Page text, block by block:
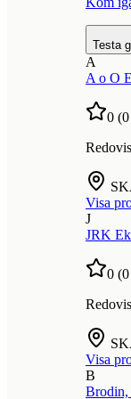
Testa
A
A o O
0 (0
Visa
J
JRK
0 (0
Visa
B
Brodin,